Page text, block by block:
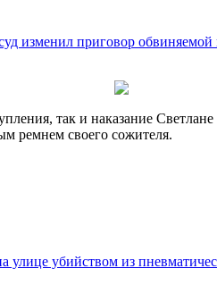
изменил приговор обвиняемой
так и наказание
ремнем своего сожителя.
убийством из